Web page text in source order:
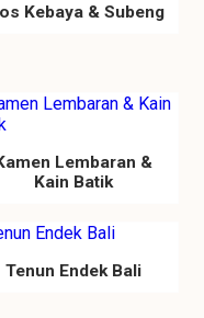
Kebaya & Subeng
Lembaran &
Kain Batik
Tenun Endek Bali